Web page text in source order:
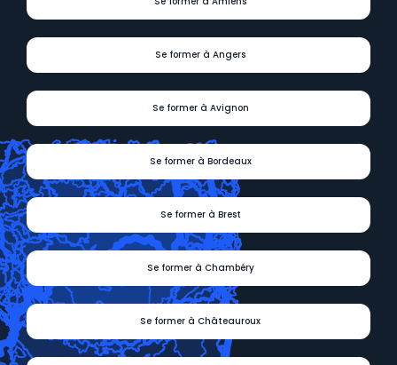
Se former à Angers
Se former à Avignon
Se former à Bordeaux
Se former à Brest
Se former à Chambéry
Se former à Châteauroux